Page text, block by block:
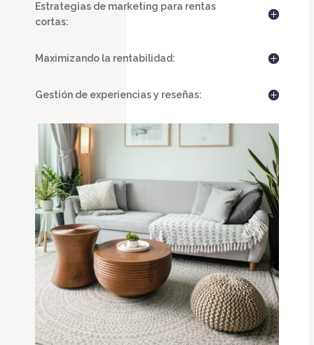
Estrategias de marketing para rentas
cortas:
Maximizando la rentabilidad:
Gestión de experiencias y reseñas: